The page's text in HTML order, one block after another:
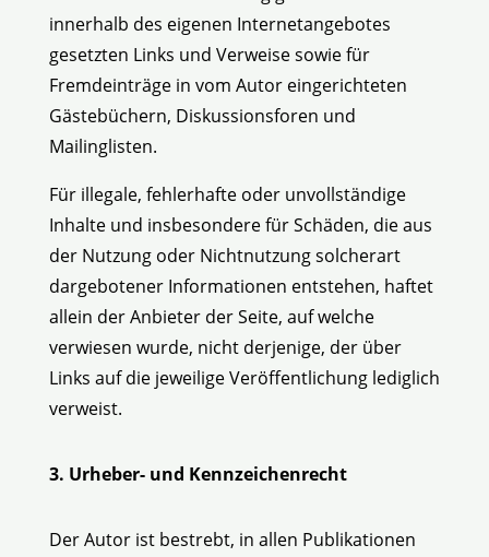
innerhalb des eigenen Internetangebotes
gesetzten Links und Verweise sowie für
Fremdeinträge in vom Autor eingerichteten
Gästebüchern, Diskussionsforen und
Mailinglisten.
Für illegale, fehlerhafte oder unvollständige
Inhalte und insbesondere für Schäden, die aus
der Nutzung oder Nichtnutzung solcherart
dargebotener Informationen entstehen, haftet
allein der Anbieter der Seite, auf welche
verwiesen wurde, nicht derjenige, der über
Links auf die jeweilige Veröffentlichung lediglich
verweist.
3. Urheber- und Kennzeichenrecht
Der Autor ist bestrebt, in allen Publikationen